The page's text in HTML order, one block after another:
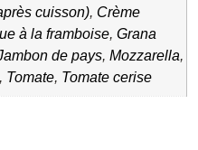
cuisson), Crème
à la framboise, Grana
de pays, Mozzarella,
, Tomate, Tomate cerise